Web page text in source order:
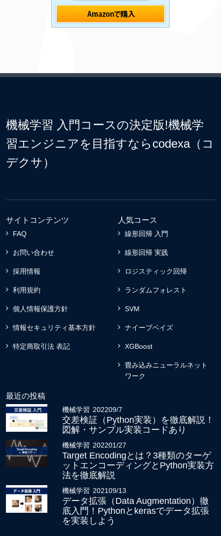
機械学習 入門コースの決定版!機械学
習エンジニアを目指すならcodexa（コ
デクサ）
サイトコンテンツ
FAQ
お問い合わせ
採用情報
利用規約
個人情報保護方針
情報セキュリティ基本方針
特定商取引法 表記
人気コース
線形回帰 入門
線形回帰 実践
ロジスティック回帰
ランダムフォレスト
SVM
ナイーブベイズ
XGBoost
畳み込みニューラルネット
ワーク
最近の投稿
機械学習 202209/7
交差検証（Python実装）を徹底解説！
図解・サンプル実装コードあり
機械学習 202201/27
Target Encodingとは？3種類のターゲ
ットエンコーディングとPython実装方
法を徹底解説
機械学習 202109/13
データ拡張（Data Augmentation）徹
底入門！Pythonとkerasでデータ拡張
を実装しよう